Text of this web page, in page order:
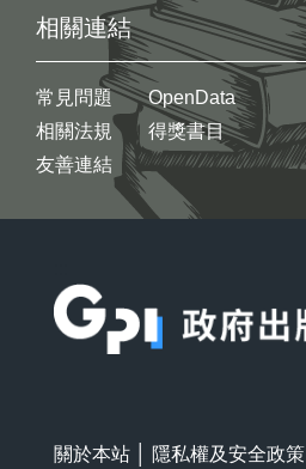
相關連結
常見問題
相關法規
友善連結
OpenData
得獎書目
關於本站 隱私權及安全政策